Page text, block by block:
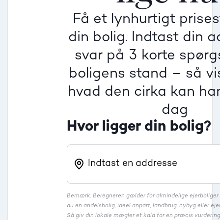
Få et lynhurtigt
din bolig. Indtast din
svar på 3 korte
boligens stand – så
hvad den cirka kan
dag
Hvor ligger din bolig?
Bemærk: Beregneren gælder for almindelige ejerboliger
du en andelsbolig, ideel anpart, landbrug, nybyg eller
Så giv din lokale mægler et kald for en præcis
Dårlig
Dårlig
Dårlig
Villa
Beregner pris